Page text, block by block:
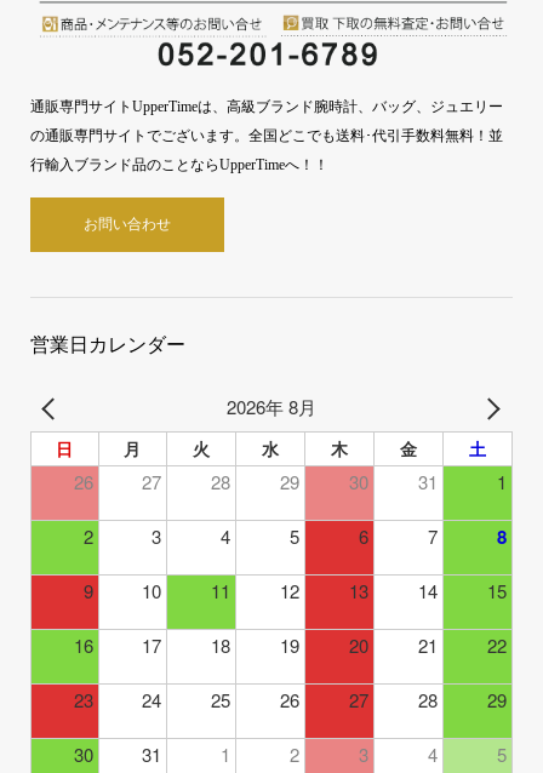
通販専門サイトUpperTimeは、高級ブランド腕時計、バッグ、ジュエリー
の通販専門サイトでございます。全国どこでも送料･代引手数料無料！並
行輸入ブランド品のことならUpperTimeへ！！
お問い合わせ
営業日カレンダー
2026年 8月
日 月 火 水 木 金 土
26 27 28 29 30 31 1
2 3 4 5 6 7 8
9 10 11 12 13 14 15
16 17 18 19 20 21 22
23 24 25 26 27 28 29
30 31 1 2 3 4 5